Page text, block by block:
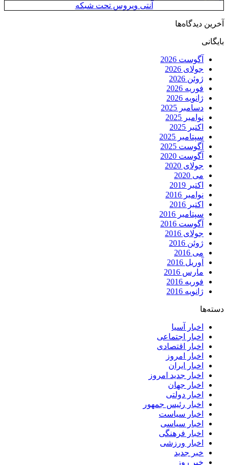
آنتی ویروس تحت شبکه
آخرین دیدگاه‌ها
بایگانی
آگوست 2026
جولای 2026
ژوئن 2026
فوریه 2026
ژانویه 2026
دسامبر 2025
نوامبر 2025
اکتبر 2025
سپتامبر 2025
آگوست 2025
آگوست 2020
جولای 2020
می 2020
اکتبر 2019
نوامبر 2016
اکتبر 2016
سپتامبر 2016
آگوست 2016
جولای 2016
ژوئن 2016
می 2016
آوریل 2016
مارس 2016
فوریه 2016
ژانویه 2016
دسته‌ها
اخبار آسیا
اخبار اجتماعی
اخبار اقتصادی
اخبار امروز
اخبار ایران
اخبار جدید امروز
اخبار جهان
اخبار دولتی
اخبار رئیس جمهور
اخبار سیاست
اخبار سیاسی
اخبار فرهنگی
اخبار ورزشی
خبر جدید
خبر روز